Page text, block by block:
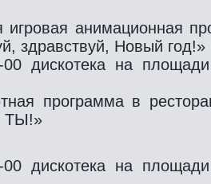
игровая анимационная
здравствуй, Новый год!»
дискотека на
программа в
ТЫ!»
дискотека на